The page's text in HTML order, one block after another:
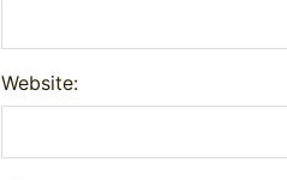
Website: